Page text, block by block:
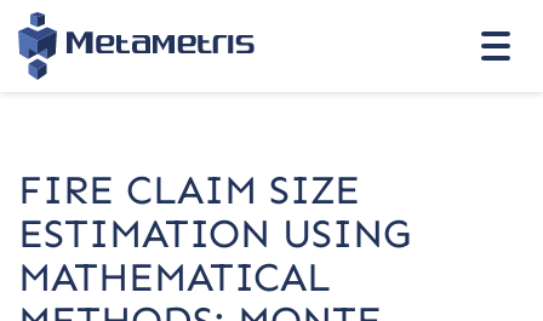
FIRE CLAIM SIZE
ESTIMATION USING
MATHEMATICAL